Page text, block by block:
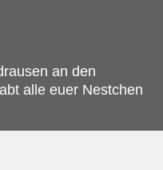
an den
alle euer Nestchen